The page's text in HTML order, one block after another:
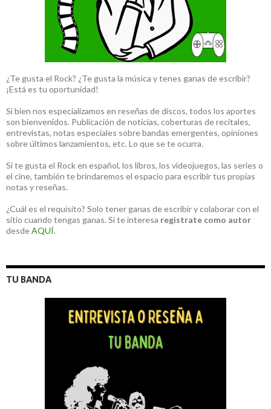
¿Te gusta el Rock? ¿Te gusta la música y tenes ganas de escribir?
¡Está es tu oportunidad!
Si bien nos especializamos en reseñas de discos, todos los aportes
son bienvenidos. Publicación de noticias, coberturas de recitales,
entrevistas, notas especiales sobre bandas emergentes, opiniones
sobre últimos lanzamientos, etc. Lo que se te ocurra.
Si te gusta el Rock en español, los libros, los videojuegos, las series o
el cine, también te brindaremos el espacio para escribir tus propias
notas y reseñas.
¿Cuál es el requisito? Solo tener ganas de escribir y colaborar con el
sitio cuando tengas ganas. Si te interesa registrate como autor
desdeAQUÍ.
TU BANDA